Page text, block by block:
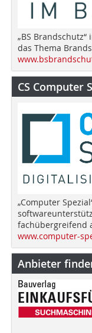
„BS
das Thema
CS Computer
„Computer
fachübergreifend
www.computer-
Anbieter